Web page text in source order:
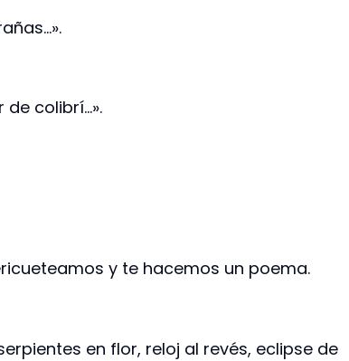
colibrí…».
y te hacemos un poema.
en flor, reloj al revés, eclipse de